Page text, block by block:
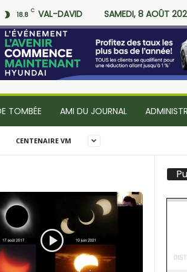
18.8 C VAL-DAVID SAMEDI, 8 AOÛT
TOMBÉE AMI DU JOURNAL
CENTENAIRE VM